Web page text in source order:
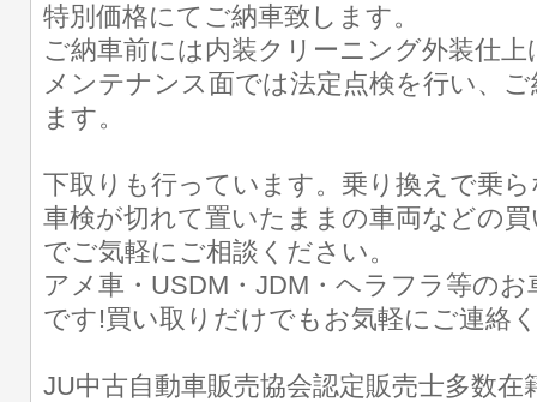
特別価格にてご納車致します。
ご納車前には内装クリーニング外装仕上
メンテナンス面では法定点検を行い、
ます。
下取りも行っています。乗り換えで乗
車検が切れて置いたままの車両などの
でご気軽にご相談ください。
アメ車・USDM・JDM・ヘラフラ等の
です!買い取りだけでもお気軽にご連絡
JU中古自動車販売協会認定販売士多数